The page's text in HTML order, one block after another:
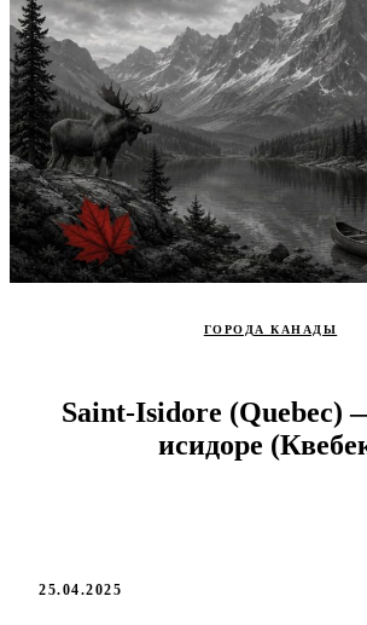
ГОРОДА КАНАДЫ
Saint-Isidore (Quebec)
исидоре
25.04.2025